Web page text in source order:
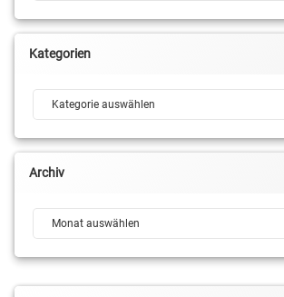
Kategorien
Kategorien
Archiv
Archiv